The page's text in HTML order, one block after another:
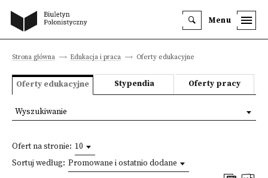
Menu
Strona główna Edukacja i praca Oferty edukacyjne
Oferty edukacyjne Stypendia Oferty pracy
Ofert na stronie: 10
Sortuj według: Promowane i ostatnio dodane
Wyszukiwanie